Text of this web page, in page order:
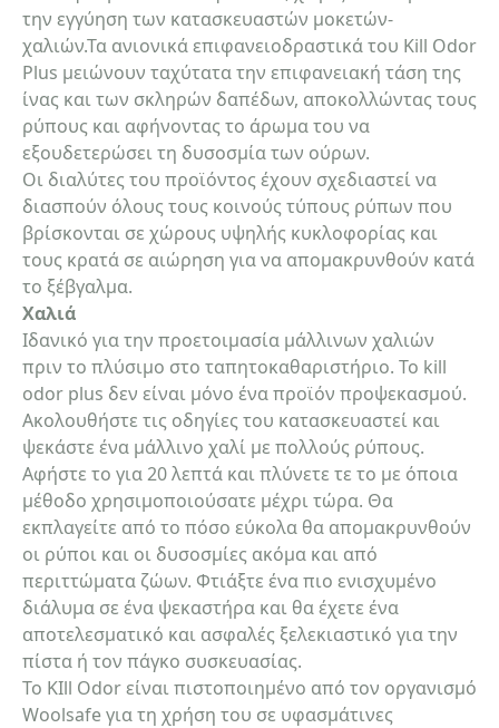
email
Σχόλια:
Αποστολή
την εγγύηση των κατασκευαστών μοκετών-
χαλιών.Τα ανιονικά επιφανειοδραστικά του Kill Odor
Plus μειώνουν ταχύτατα την επιφανειακή τάση της
ίνας και των σκληρών δαπέδων, αποκολλώντας τους
ρύπους και αφήνοντας το άρωμα του να
εξουδετερώσει τη δυσοσμία των ούρων.
Οι διαλύτες του προϊόντος έχουν σχεδιαστεί να
διασπούν όλους τους κοινούς τύπους ρύπων που
βρίσκονται σε χώρους υψηλής κυκλοφορίας και
τους κρατά σε αιώρηση για να απομακρυνθούν κατά
το ξέβγαλμα.
Χαλιά
Ιδανικό για την προετοιμασία μάλλινων χαλιών
πριν το πλύσιμο στο ταπητοκαθαριστήριο. Το kill
odor plus δεν είναι μόνο ένα προϊόν προψεκασμού.
Ακολουθήστε τις οδηγίες του κατασκευαστεί και
ψεκάστε ένα μάλλινο χαλί με πολλούς ρύπους.
Αφήστε το για 20 λεπτά και πλύνετε τε το με όποια
μέθοδο χρησιμοποιούσατε μέχρι τώρα. Θα
εκπλαγείτε από το πόσο εύκολα θα απομακρυνθούν
οι ρύποι και οι δυσοσμίες ακόμα και από
περιττώματα ζώων. Φτιάξτε ένα πιο ενισχυμένο
διάλυμα σε ένα ψεκαστήρα και θα έχετε ένα
αποτελεσματικό και ασφαλές ξελεκιαστικό για την
πίστα ή τον πάγκο συσκευασίας.
Το KIll Odor είναι πιστοποιημένο από τον οργανισμό
Woolsafe για τη χρήση του σε υφασμάτινες